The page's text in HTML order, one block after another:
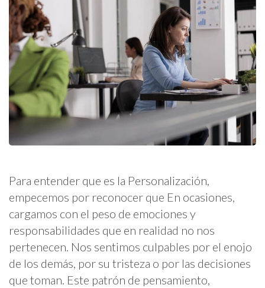
Para entender que es la Personalización,
empecemos por reconocer que En ocasiones,
cargamos con el peso de emociones y
responsabilidades que en realidad no nos
pertenecen. Nos sentimos culpables por el enojo
de los demás, por su tristeza o por las decisiones
que toman. Este patrón de pensamiento,